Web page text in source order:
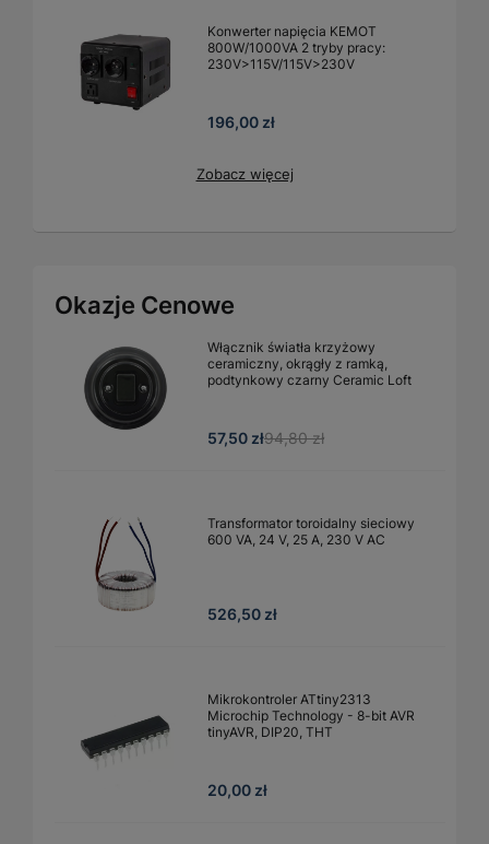
Konwerter napięcia KEMOT
800W/1000VA 2 tryby pracy:
230V>115V/115V>230V
196,00 zł
Zobacz więcej
Okazje Cenowe
Włącznik światła krzyżowy
ceramiczny, okrągły z ramką,
podtynkowy czarny Ceramic Loft
57,50 zł94,80 zł
Transformator toroidalny sieciowy
600 VA, 24 V, 25 A, 230 V AC
526,50 zł
Mikrokontroler ATtiny2313
Microchip Technology - 8-bit AVR
tinyAVR, DIP20, THT
20,00 zł